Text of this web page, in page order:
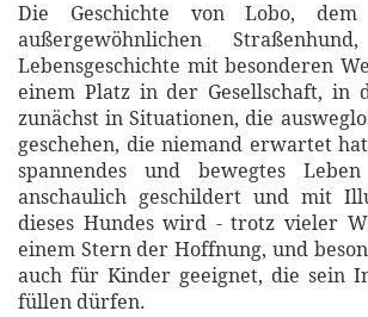
Die Geschichte von Lobo,
außergewöhnlichen
Lebensgeschichte mit besonderen
einem Platz in der Gesellschaft,
zunächst in Situationen, die
geschehen, die niemand erwartet
spannendes und bewegtes
anschaulich geschildert und mit
dieses Hundes wird - trotz vieler
einem Stern der Hoffnung, und
auch für Kinder geeignet, die sein
füllen dürfen.